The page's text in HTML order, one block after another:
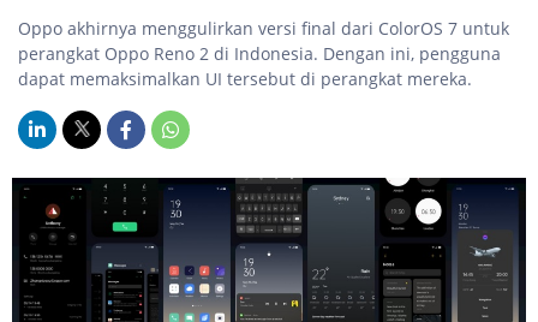
Oppo akhirnya menggulirkan versi final dari ColorOS 7 untuk
perangkat Oppo Reno 2 di Indonesia. Dengan ini, pengguna
dapat memaksimalkan UI tersebut di perangkat mereka.